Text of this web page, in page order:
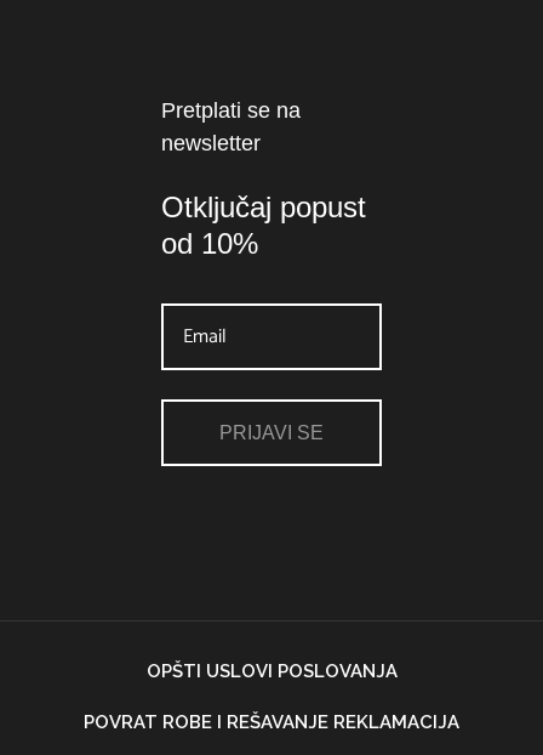
Pretplati se na
newsletter
Otključaj popust
od 10%
PRIJAVI SE
OPŠTI USLOVI POSLOVANJA
POVRAT ROBE I REŠAVANJE REKLAMACIJA